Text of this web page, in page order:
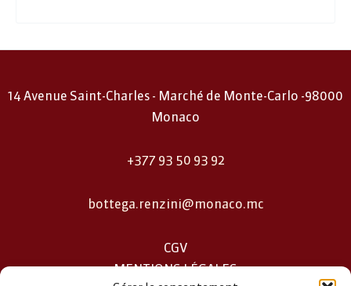
14 Avenue Saint-Charles - Marché de Monte-Carlo -98000
Monaco
+377 93 50 93 92
bottega.renzini@monaco.mc
CGV
MENTIONS LÉGALES